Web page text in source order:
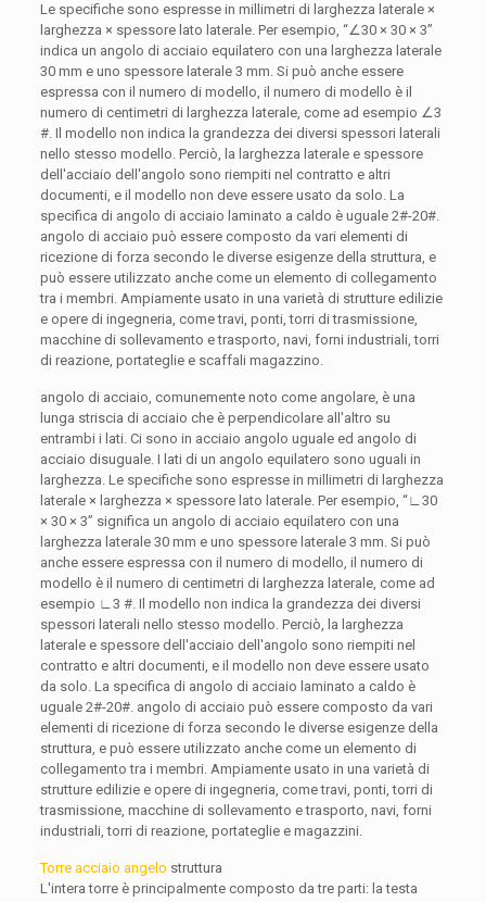
Le specifiche sono espresse in millimetri di larghezza laterale ×
larghezza × spessore lato laterale. Per esempio, “∠30 × 30 × 3”
indica un angolo di acciaio equilatero con una larghezza laterale
30 mm e uno spessore laterale 3 mm. Si può anche essere
espressa con il numero di modello, il numero di modello è il
numero di centimetri di larghezza laterale, come ad esempio ∠3
#. Il modello non indica la grandezza dei diversi spessori laterali
nello stesso modello. Perciò, la larghezza laterale e spessore
dell'acciaio dell'angolo sono riempiti nel contratto e altri
documenti, e il modello non deve essere usato da solo. La
specifica di angolo di acciaio laminato a caldo è uguale 2#-20#.
angolo di acciaio può essere composto da vari elementi di
ricezione di forza secondo le diverse esigenze della struttura, e
può essere utilizzato anche come un elemento di collegamento
tra i membri. Ampiamente usato in una varietà di strutture edilizie
e opere di ingegneria, come travi, ponti, torri di trasmissione,
macchine di sollevamento e trasporto, navi, forni industriali, torri
di reazione, portateglie e scaffali magazzino.
angolo di acciaio, comunemente noto come angolare, è una
lunga striscia di acciaio che è perpendicolare all'altro su
entrambi i lati. Ci sono in acciaio angolo uguale ed angolo di
acciaio disuguale. I lati di un angolo equilatero sono uguali in
larghezza. Le specifiche sono espresse in millimetri di larghezza
laterale × larghezza × spessore lato laterale. Per esempio, “∟30
× 30 × 3” significa un angolo di acciaio equilatero con una
larghezza laterale 30 mm e uno spessore laterale 3 mm. Si può
anche essere espressa con il numero di modello, il numero di
modello è il numero di centimetri di larghezza laterale, come ad
esempio ∟3 #. Il modello non indica la grandezza dei diversi
spessori laterali nello stesso modello. Perciò, la larghezza
laterale e spessore dell'acciaio dell'angolo sono riempiti nel
contratto e altri documenti, e il modello non deve essere usato
da solo. La specifica di angolo di acciaio laminato a caldo è
uguale 2#-20#. angolo di acciaio può essere composto da vari
elementi di ricezione di forza secondo le diverse esigenze della
struttura, e può essere utilizzato anche come un elemento di
collegamento tra i membri. Ampiamente usato in una varietà di
strutture edilizie e opere di ingegneria, come travi, ponti, torri di
trasmissione, macchine di sollevamento e trasporto, navi, forni
industriali, torri di reazione, portateglie e magazzini.
Torre acciaio angelo struttura
L'intera torre è principalmente composto da tre parti: la testa